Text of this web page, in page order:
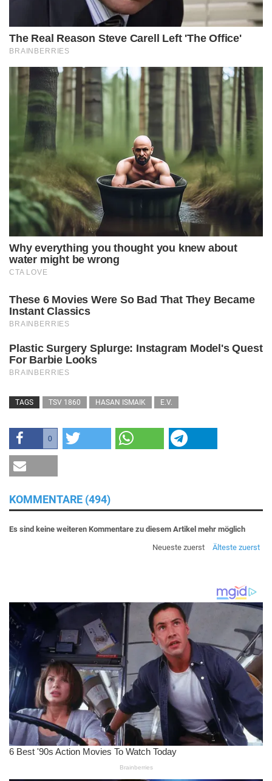
TAGS TSV 1860 HASAN ISMAIK E.V.
0
KOMMENTARE (494)
Es sind keine weiteren Kommentare zu diesem Artikel mehr möglich
Neueste zuerst
Älteste zuerst